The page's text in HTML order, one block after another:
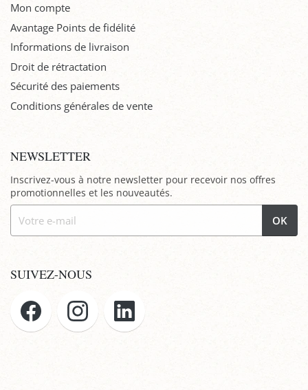
Mon compte
Avantage Points de fidélité
Informations de livraison
Droit de rétractation
Sécurité des paiements
Conditions générales de vente
NEWSLETTER
Inscrivez-vous à notre newsletter pour recevoir nos offres
promotionnelles et les nouveautés.
OK
SUIVEZ-NOUS